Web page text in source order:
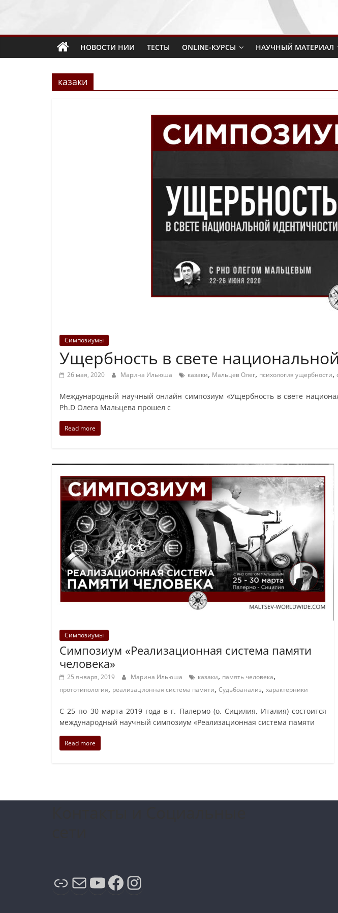
НОВОСТИ НИИ ТЕСТЫ ONLINE-КУРСЫ НАУЧНЫЙ МАТЕРИАЛ
казаки
Симпозиумы
Ущербность в свете
26 мая, 2020 Марина Ильюша казаки, Мальцев Олег, психология ущербности,
Международный научный онлайн симпозиум «Ущербность в свете
Ph.D Олега Мальцева прошел с
Read more
Симпозиумы
Симпозиум «Реализационная система памяти
человека»
25 января, 2019 Марина Ильюша казаки, память человека,
прототипология, реализационная система памяти, Судьбоанализ, характерники
С 25 по 30 марта 2019 года в г. Палермо (о. Сицилия, Италия) состоится
международный научный симпозиум «Реализационная система памяти
Read more
Ссылка
Почта
YouTube
Facebook
Instagram